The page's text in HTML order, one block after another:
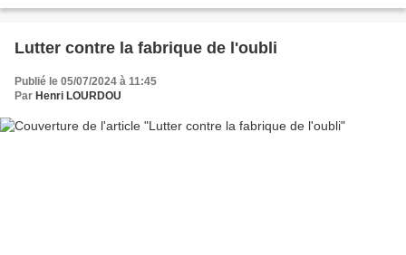
Lutter contre la fabrique de l'oubli
Publié le 05/07/2024 à 11:45
Par Henri LOURDOU